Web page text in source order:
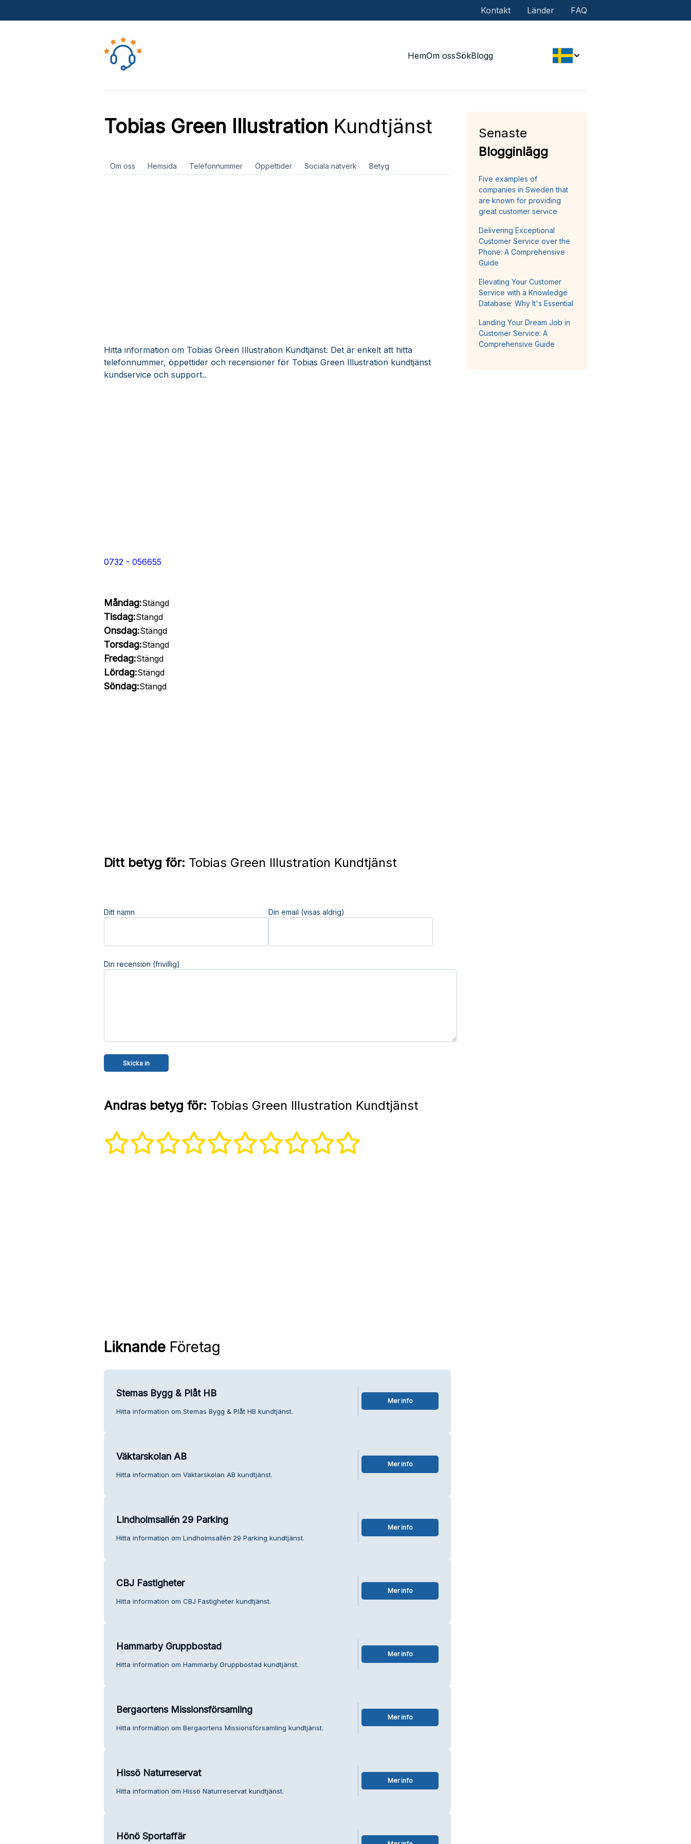
Kontakt Länder FAQ
HemOm ossSökBlogg
Tobias Green Illustration Kundtjänst
Om oss Hemsida Telefonnummer Öppettider Sociala nätverk Betyg
Hitta information om Tobias Green Illustration Kundtjänst. Det är enkelt att hitta
telefonnummer, öppettider och recensioner för Tobias Green Illustration kundtjänst
kundservice och support..
0732 - 056655
Måndag:Stängd
Tisdag:Stängd
Onsdag:Stängd
Torsdag:Stängd
Fredag:Stängd
Lördag:Stängd
Söndag:Stängd
Ditt betyg för: Tobias Green Illustration Kundtjänst
Ditt namn Din email (visas aldrig)
Din recension (frivillig)
Andras betyg för: Tobias Green Illustration Kundtjänst
LiknandeFöretag
Stemas Bygg & Plåt HB
Hitta information om Stemas Bygg & Plåt HB kundtjänst.
Mer info
Väktarskolan AB
Hitta information om Väktarskolan AB kundtjänst.
Mer info
Lindholmsallén 29 Parking
Hitta information om Lindholmsallén 29 Parking kundtjänst.
Mer info
CBJ Fastigheter
Hitta information om CBJ Fastigheter kundtjänst.
Mer info
Hammarby Gruppbostad
Hitta information om Hammarby Gruppbostad kundtjänst.
Mer info
Bergaortens Missionsförsamling
Hitta information om Bergaortens Missionsförsamling kundtjänst.
Mer info
Hissö Naturreservat
Hitta information om Hissö Naturreservat kundtjänst.
Mer info
Hönö Sportaffär
Senaste
Blogginlägg
Five examples of
companies in Sweden that
are known for providing
great customer service
Delivering Exceptional
Customer Service over the
Phone: A Comprehensive
Guide
Elevating Your Customer
Service with a Knowledge
Database: Why It's Essential
Landing Your Dream Job in
Customer Service: A
Comprehensive Guide